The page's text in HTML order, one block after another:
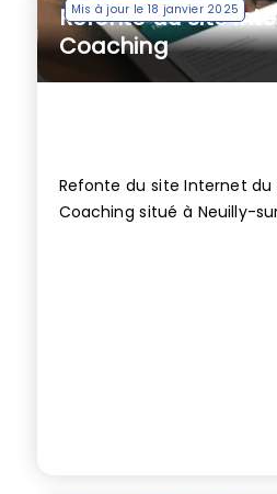
Mis à jour le 18 janvier 2025
Refonte du site
Coaching
Refonte du site Internet du
Coaching situé à Neuilly-